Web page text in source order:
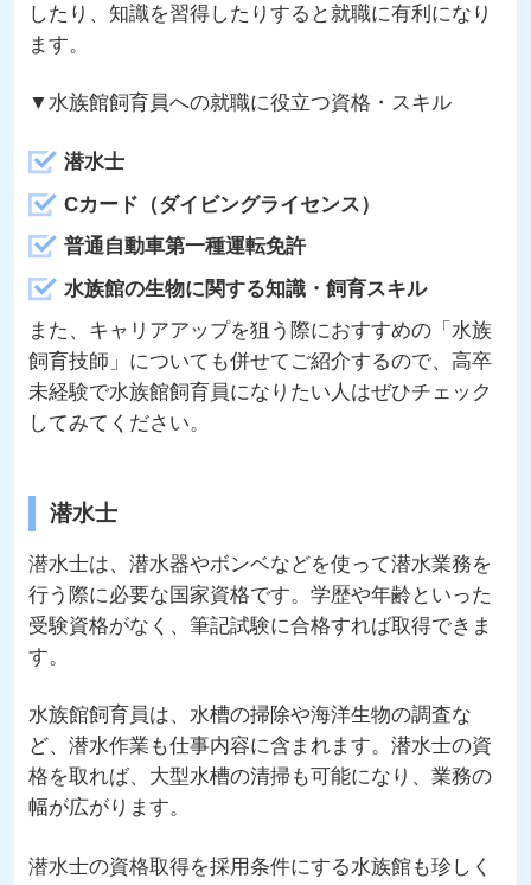
したり、知識を習得したりすると就職に有利になり
ます。
▼水族館飼育員への就職に役立つ資格・スキル
潜水士
Cカード（ダイビングライセンス）
普通自動車第一種運転免許
水族館の生物に関する知識・飼育スキル
また、キャリアアップを狙う際におすすめの「水族
飼育技師」についても併せてご紹介するので、高卒
未経験で水族館飼育員になりたい人はぜひチェック
してみてください。
潜水士
潜水士は、潜水器やボンベなどを使って潜水業務を
行う際に必要な国家資格です。学歴や年齢といった
受験資格がなく、筆記試験に合格すれば取得できま
す。
水族館飼育員は、水槽の掃除や海洋生物の調査な
ど、潜水作業も仕事内容に含まれます。潜水士の資
格を取れば、大型水槽の清掃も可能になり、業務の
幅が広がります。
潜水士の資格取得を採用条件にする水族館も珍しく